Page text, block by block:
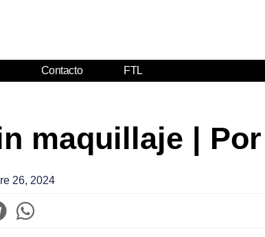
Contacto FTL
maquillaje |
26, 2024